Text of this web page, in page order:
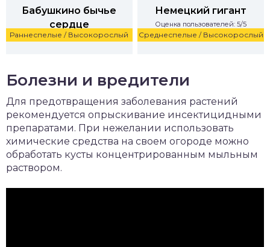
Раннеспелые / Высокорослый
Бабушкино бычье
сердце
Оценка пользователей: 5/5 Среднеспелые / Высокорослый
Немецкий гигант
Оценка пользователей: 5/5
Болезни и вредители
Для предотвращения заболевания растений
рекомендуется опрыскивание инсектицидными
препаратами. При нежелании использовать
химические средства на своем огороде можно
обработать кусты концентрированным мыльным
раствором.